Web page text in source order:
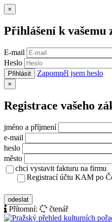
×
Přihlášení k vašemu
E-mail
Heslo
Přihlásit Zapomněl jsem heslo
×
Registrace vašeho
jméno a příjmení
e-mail
heslo
město
chci vystavit fakturu na firmu
Registrací účtu KAM po
odeslat
Přítomní:
čtenář